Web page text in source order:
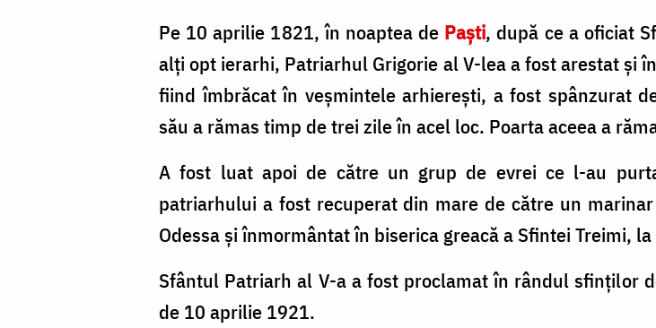
Pe 10 aprilie 1821, în noaptea de Paști, după ce a oficiat
alți opt ierarhi, Patriarhul Grigorie al V-lea a fost arestat și
fiind îmbrăcat în veșmintele arhierești, a fost spânzurat
său a rămas timp de trei zile în acel loc. Poarta aceea a
A fost luat apoi de către un grup de evrei ce l-au
patriarhului a fost recuperat din mare de către un
Odessa și înmormântat în biserica greacă a Sfintei Treimi,
Sfântul Patriarh al V-a a fost proclamat în rândul sfinților
de 10 aprilie 1921.